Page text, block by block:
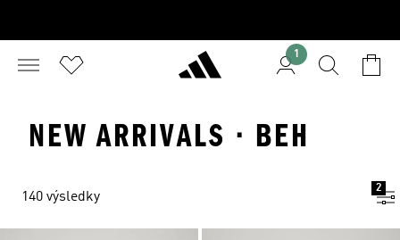
1
NEW ARRIVALS · BEH
140 výsledky
2